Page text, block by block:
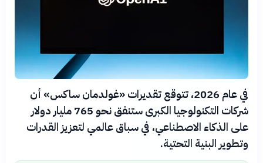
في عام 2026، تتوقع تقديرات «غولدمان ساكس» أن
شركات التكنولوجيا الكبرى ستنفق نحو 765 مليار دولار
على الذكاء الاصطناعي، في سباق عالمي لتعزيز القدرات
وتطوير البنية التحتية.